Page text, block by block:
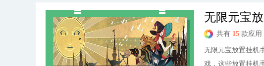
无限元宝
共有 15 款应用
无限元宝放置挂机
戏，这些放置挂机